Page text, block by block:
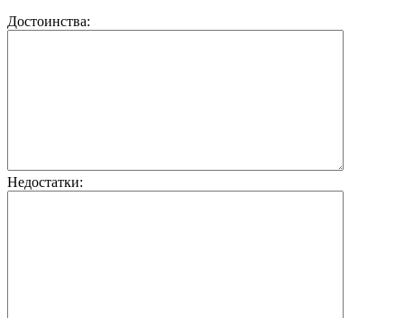
Достоинства:
Недостатки: